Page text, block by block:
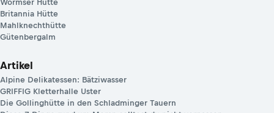
Grüne Wand Hütte
Wormser Hütte
Britannia Hütte
Mahlknechthütte
Artikel
Alpine Delikatessen: Bätziwasser
GRIFFIG Kletterhalle Uster